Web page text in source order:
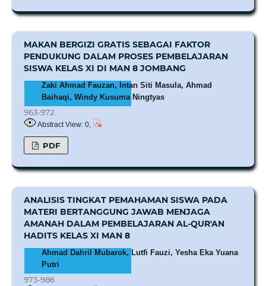
MAKAN BERGIZI GRATIS SEBAGAI FAKTOR
PENDUKUNG DALAM PROSES PEMBELAJARAN
SISWA KELAS XI DI MAN 8 JOMBANG
Zaki Ahmad Fauzan, Intan Siti Masula, Ahmad
Baihaqi, Windy Kusuma Ningtyas
963-972
Abstract View: 0,
PDF
ANALISIS TINGKAT PEMAHAMAN SISWA PADA
MATERI BERTANGGUNG JAWAB MENJAGA
AMANAH DALAM PEMBELAJARAN AL-QUR'AN
HADITS KELAS XI MAN 8
Ahmad Dahril Mubarok, Lutfi Fauzi, Yesha Eka Yuana
Putri
973-986